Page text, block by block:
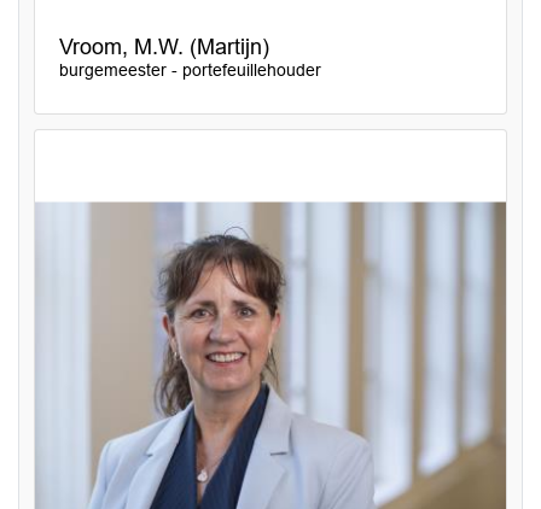
Vroom, M.W. (Martijn)
burgemeester - portefeuillehouder